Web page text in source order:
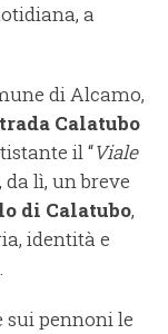
a
di Alcamo,
Calatubo
il “Viale
da lì, un breve
di Calatubo,
identità e
sui pennoni le